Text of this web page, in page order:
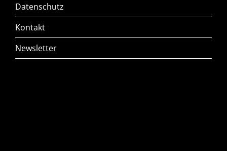
Datenschutz
Kontakt
Newsletter